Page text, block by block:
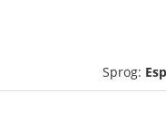
Sprog: